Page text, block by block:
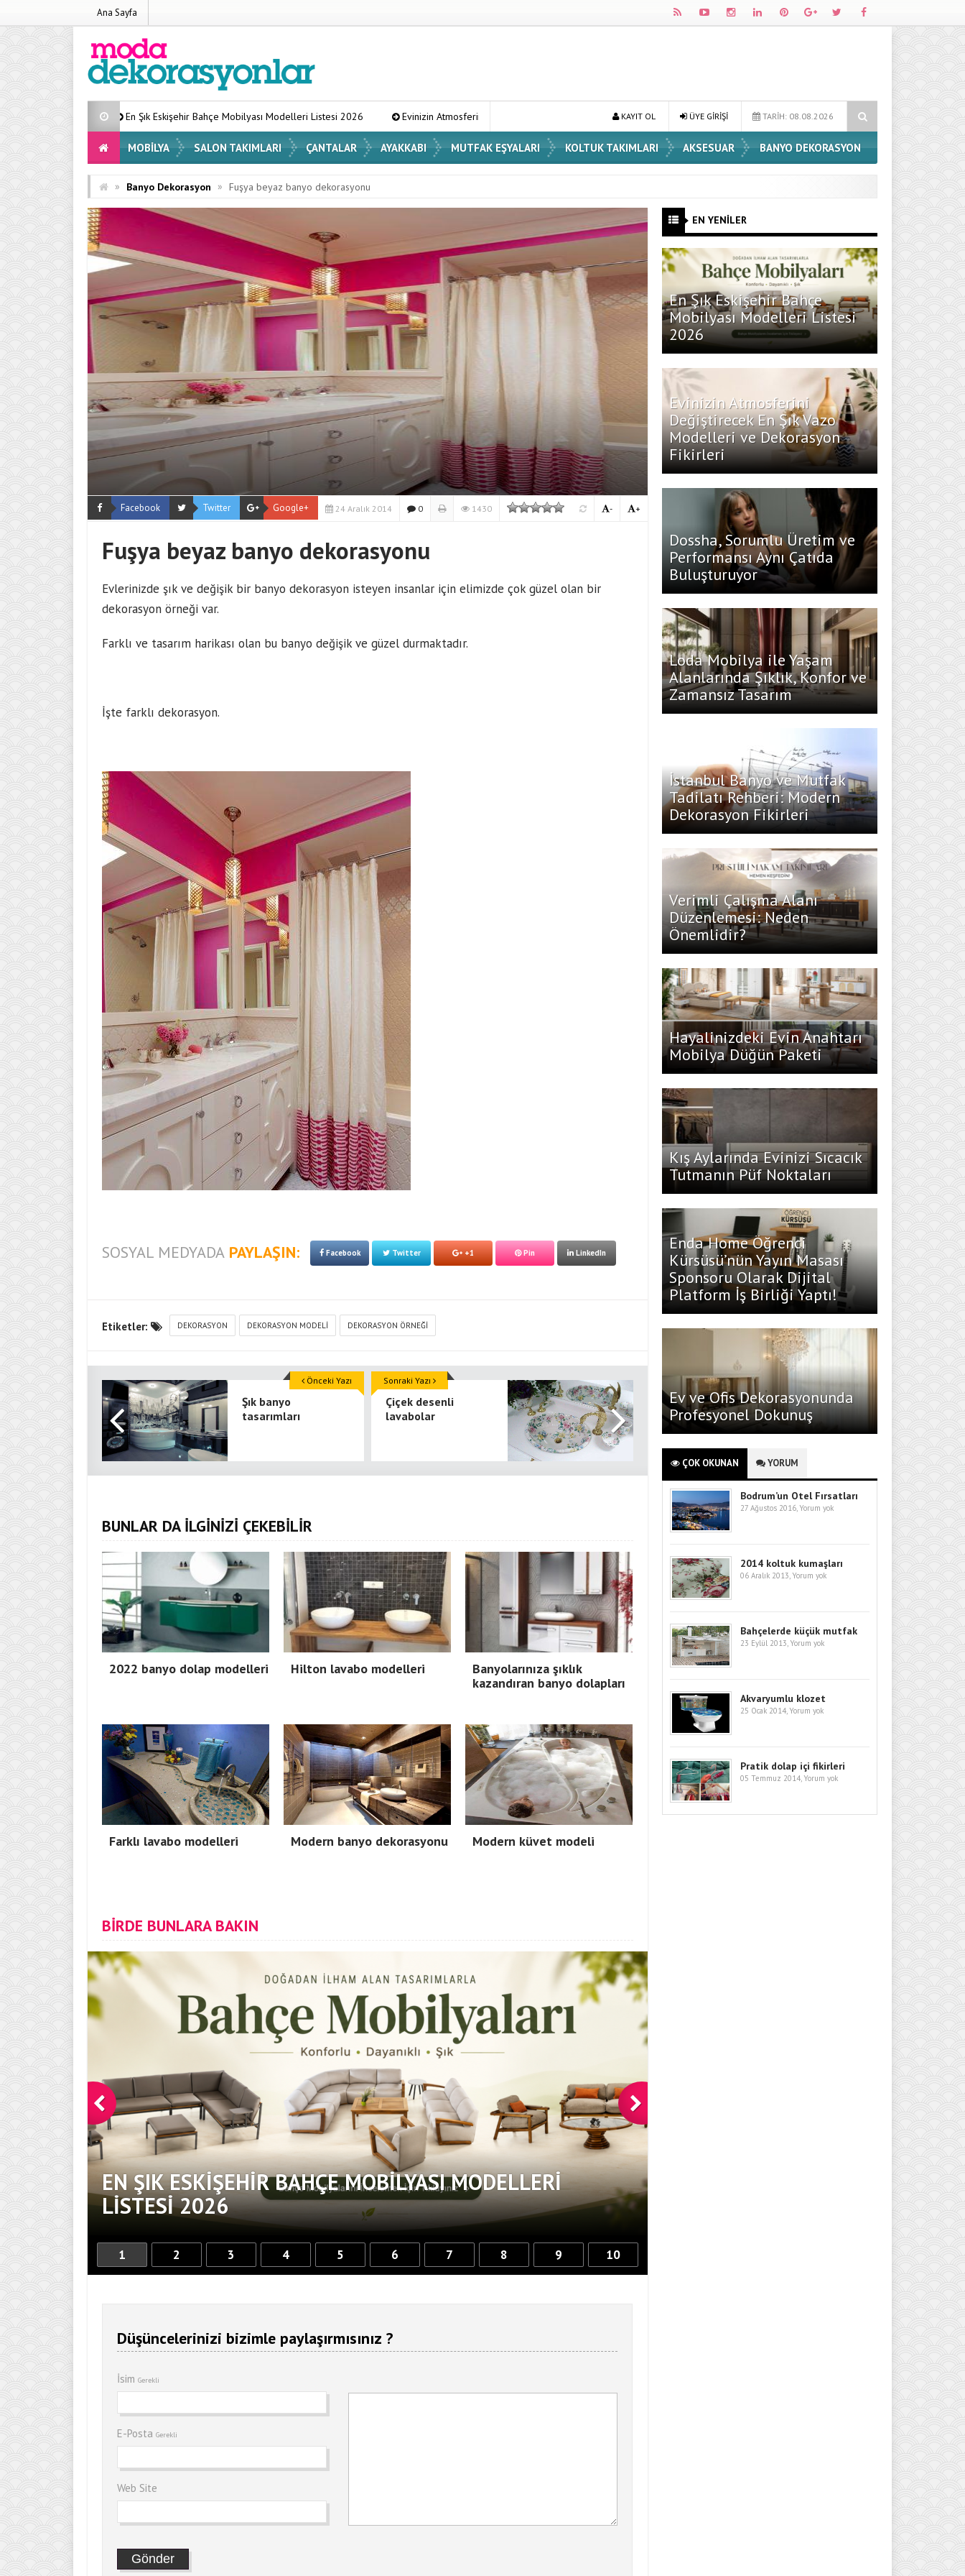
Ana Sayfa
En Şık Eskişehir Bahçe Mobilyası Modelleri Listesi 2026 Evinizin Atmosferini Değiştirecek En Şık Vazo Modelleri ve Dekorasyon Fikirleri Dossha, Sorumlu Üretim ve Performansı Aynı Çatıda Buluşturuyor
TARİH: 08.08.2026
ÜYE GİRİŞİ
KAYIT OL
MOBILYA SALON TAKIMLARI ÇANTALAR AYAKKABI MUTFAK EŞYALARI KOLTUK TAKIMLARI AKSESUAR BANYO DEKORASYON
» Banyo Dekorasyon » Fuşya beyaz banyo dekorasyonu
Facebook Twitter Google+ 24 Aralık 2014 0 1430 +
-
Fuşya beyaz banyo dekorasyonu
Evlerinizde şık ve değişik bir banyo dekorasyon isteyen insanlar için elimizde çok güzel olan bir
dekorasyon örneği var.
Farklı ve tasarım harikası olan bu banyo değişik ve güzel durmaktadır.
İşte farklı dekorasyon.
SOSYAL MEDYADA PAYLAŞIN: Facebook Twitter +1 Pin LinkedIn
Etiketler: DEKORASYON DEKORASYON MODELI DEKORASYON ÖRNEĞI
Şık banyo
tasarımları
Önceki Yazı
Çiçek desenli
lavabolar
Sonraki Yazı
BUNLAR DA İLGİNİZİ ÇEKEBİLİR
2022 banyo dolap modelleri Hilton lavabo modelleri
Banyolarınıza şıklık
kazandıran banyo dolapları
Farklı lavabo modelleri Modern banyo dekorasyonu Modern küvet modeli
BİRDE BUNLARA BAKIN
EN ŞIK ESKIŞEHIR BAHÇE MOBILYASI MODELLERI
LISTESI 2026
EVINIZIN ATMOSFERINI
MODELLERI VE DEKORASYON
1 2 3 4 5 6 7 8 9 10
Düşüncelerinizi bizimle paylaşırmısınız ?
İsim Gerekli
E-Posta Gerekli
Web Site
EN YENİLER
En Şık Eskişehir Bahçe
Mobilyası Modelleri Listesi
2026
Evinizin Atmosferini
Değiştirecek En Şık Vazo
Modelleri ve Dekorasyon
Fikirleri
Dossha, Sorumlu Üretim ve
Performansı Aynı Çatıda
Buluşturuyor
Loda Mobilya ile Yaşam
Alanlarında Şıklık, Konfor ve
Zamansız Tasarım
İstanbul Banyo ve Mutfak
Tadilatı Rehberi: Modern
Dekorasyon Fikirleri
Verimli Çalışma Alanı
Düzenlemesi: Neden
Önemlidir?
Hayalinizdeki Evin Anahtarı
Mobilya Düğün Paketi
Kış Aylarında Evinizi Sıcacık
Tutmanın Püf Noktaları
Enda Home Öğrenci
Kürsüsü’nün Yayın Masası
Sponsoru Olarak Dijital
Platform İş Birliği Yaptı!
Ev ve Ofis Dekorasyonunda
Profesyonel Dokunuş
ÇOK OKUNAN YORUM
Bodrum’un Otel Fırsatları
27 Ağustos 2016, Yorum yok
2014 koltuk kumaşları
06 Aralık 2013, Yorum yok
Bahçelerde küçük mutfak
23 Eylül 2013, Yorum yok
Akvaryumlu klozet
25 Ocak 2014, Yorum yok
Pratik dolap içi fikirleri
05 Temmuz 2014, Yorum yok